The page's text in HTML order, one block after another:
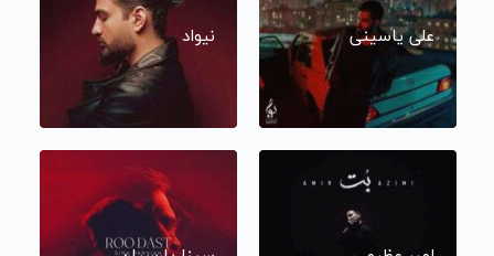
علی یاسینی نیواد